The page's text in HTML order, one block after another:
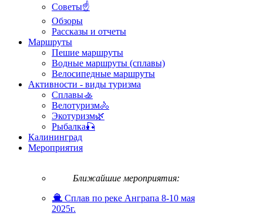
Советы☝
Обзоры
Рассказы и отчеты
Маршруты
Пешие маршруты
Водные маршруты (сплавы)
Велосипедные маршруты
Активности - виды туризма
Сплавы🚣
Велотуризм🚴
Экотуризм🌿
Рыбалка🎣
Калининград
Мероприятия
Ближайшие мероприятия:
Сплав по реке Анграпа 8-10 мая
2025г.